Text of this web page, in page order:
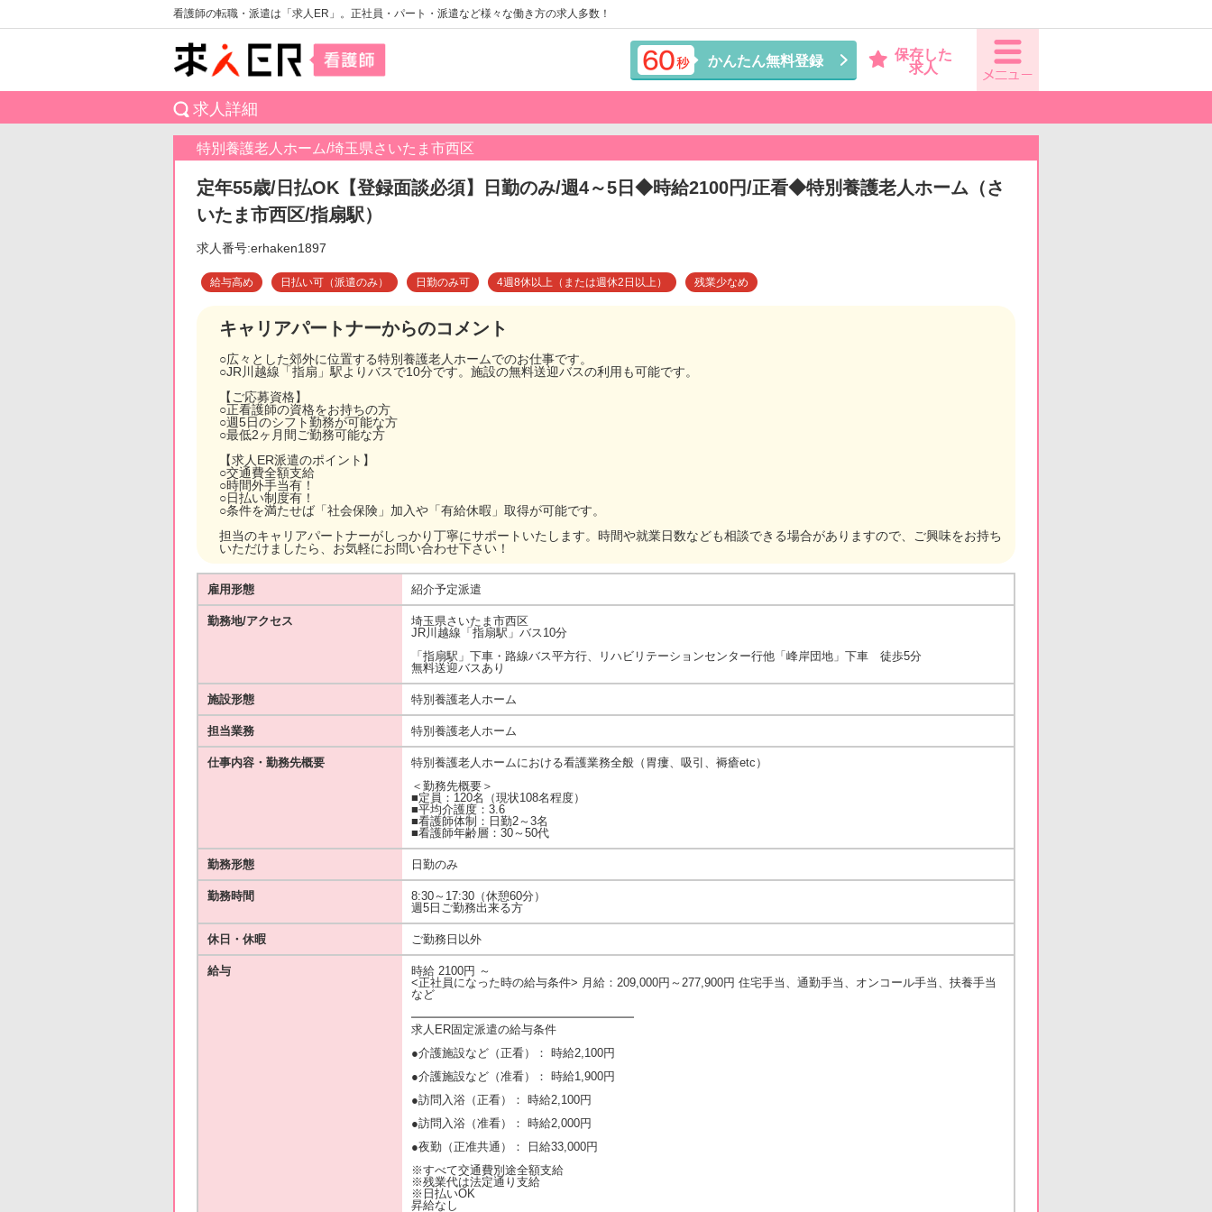
看護師の転職・派遣は「求人ER」。正社員・パート・派遣など様々な働き方の求人多数！
かんたん無料登録
保存した
求人
求人詳細
特別養護老人ホーム/埼玉県さいたま市西区
定年55歳/日払OK【登録面談必須】日勤のみ/週4～5日◆時給2100円/正看◆特別養護老人ホーム（さ
いたま市西区/指扇駅）
求人番号:erhaken1897
給与高め 日払い可（派遣のみ） 日勤のみ可 4週8休以上（または週休2日以上） 残業少なめ
キャリアパートナーからのコメント
○広々とした郊外に位置する特別養護老人ホームでのお仕事です。
○JR川越線「指扇」駅よりバスで10分です。施設の無料送迎バスの利用も可能です。
【ご応募資格】
○正看護師の資格をお持ちの方
○週5日のシフト勤務が可能な方
○最低2ヶ月間ご勤務可能な方
【求人ER派遣のポイント】
○交通費全額支給
○時間外手当有！
○日払い制度有！
○条件を満たせば「社会保険」加入や「有給休暇」取得が可能です。
担当のキャリアパートナーがしっかり丁寧にサポートいたします。時間や就業日数なども相談できる場合がありますので、ご興味をお持ち
いただけましたら、お気軽にお問い合わせ下さい！
雇用形態 紹介予定派遣
勤務地/アクセス
埼玉県さいたま市西区
JR川越線「指扇駅」バス10分
「指扇駅」下車・路線バス平方行、リハビリテーションセンター行他「峰岸団地」下車 徒歩5分
無料送迎バスあり
施設形態 特別養護老人ホーム
担当業務 特別養護老人ホーム
仕事内容・勤務先概要
特別養護老人ホームにおける看護業務全般（胃瘻、吸引、褥瘡etc）
＜勤務先概要＞
■定員：120名（現状108名程度）
■平均介護度：3.6
■看護師体制：日勤2～3名
■看護師年齢層：30～50代
勤務形態 日勤のみ
勤務時間
8:30～17:30（休憩60分）
週5日ご勤務出来る方
休日・休暇 ご勤務日以外
給与
時給 2100円 ～
<正社員になった時の給与条件> 月給：209,000円～277,900円 住宅手当、通勤手当、オンコール手当、扶養手当
など
━━━━━━━━━━━━━━━━━━━
求人ER固定派遣の給与条件
●介護施設など（正看）： 時給2,100円
●介護施設など（准看）： 時給1,900円
●訪問入浴（正看）： 時給2,100円
●訪問入浴（准看）： 時給2,000円
●夜勤（正准共通）： 日給33,000円
※すべて交通費別途全額支給
※残業代は法定通り支給
※日払いOK
昇給なし